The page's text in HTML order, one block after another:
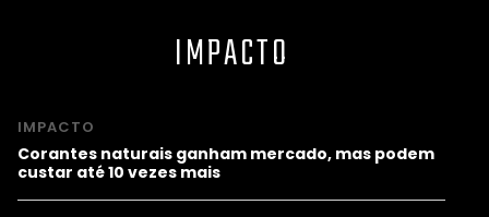
IMPACTO
IMPACTO
Corantes naturais ganham mercado, mas podem
custar até 10 vezes mais